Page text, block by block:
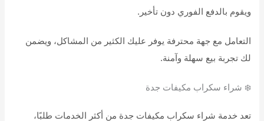
ويقوم بالدفع الفوري دون تأخير.
التعامل مع جهة محترفة يوفر عليك الكثير من المشاكل، ويضمن
لك تجربة بيع سهلة وآمنة.
❄️ شراء سكراب مكيفات جدة
تعد خدمة شراء سكراب مكيفات جدة من أكثر الخدمات طلبًا،